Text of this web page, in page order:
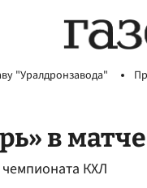
"Уралдронзавода"
в
КХЛ